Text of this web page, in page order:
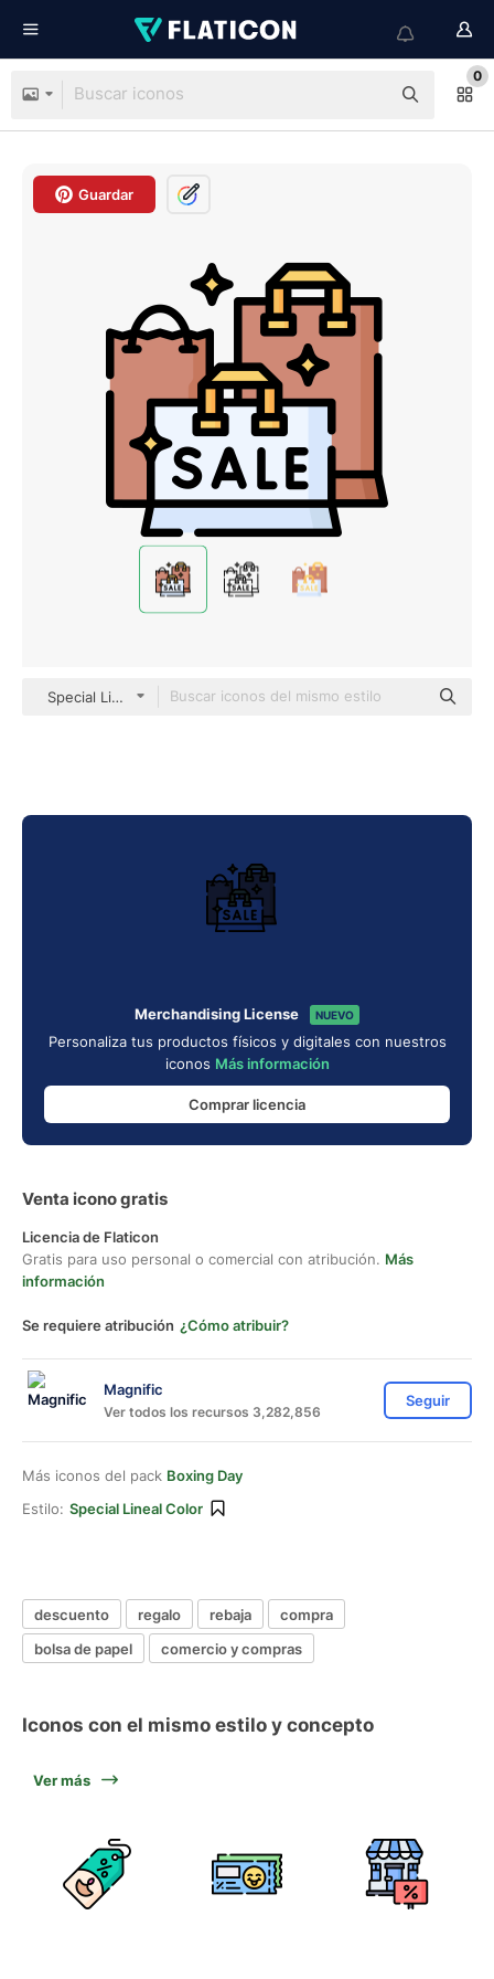
0
Guardar
Special Lineal color
Merchandising License NUEVO
Personaliza tus productos físicos y digitales con nuestros
iconos Más información
Comprar licencia
Venta icono gratis
Licencia de Flaticon
Gratis para uso personal o comercial con atribución. Más
información
Se requiere atribución ¿Cómo atribuir?
Magnific
Ver todos los recursos 3,282,856
Seguir
Más iconos del pack Boxing Day
Estilo: Special Lineal Color
descuento regalo rebaja
compra
bolsa de papel
comercio y compras
Iconos con el mismo estilo y concepto
Ver más